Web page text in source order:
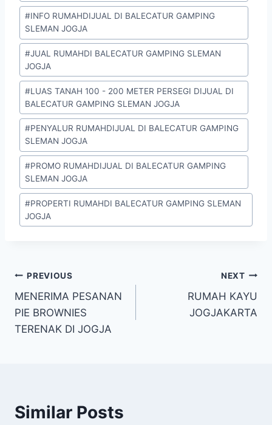
#INFO RUMAHDIJUAL DI BALECATUR GAMPING
SLEMAN JOGJA
#JUAL RUMAHDI BALECATUR GAMPING SLEMAN
JOGJA
#LUAS TANAH 100 - 200 METER PERSEGI DIJUAL DI
BALECATUR GAMPING SLEMAN JOGJA
#PENYALUR RUMAHDIJUAL DI BALECATUR GAMPING
SLEMAN JOGJA
#PROMO RUMAHDIJUAL DI BALECATUR GAMPING
SLEMAN JOGJA
#PROPERTI RUMAHDI BALECATUR GAMPING SLEMAN
JOGJA
PREVIOUS
MENERIMA PESANAN
PIE BROWNIES
TERENAK DI JOGJA
NEXT
RUMAH KAYU
JOGJAKARTA
Similar Posts